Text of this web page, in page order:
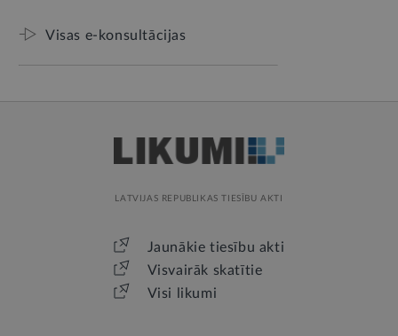
Visas e-konsultācijas
LATVIJAS REPUBLIKAS TIESĪBU AKTI
Jaunākie tiesību akti
Visvairāk skatītie
Visi likumi